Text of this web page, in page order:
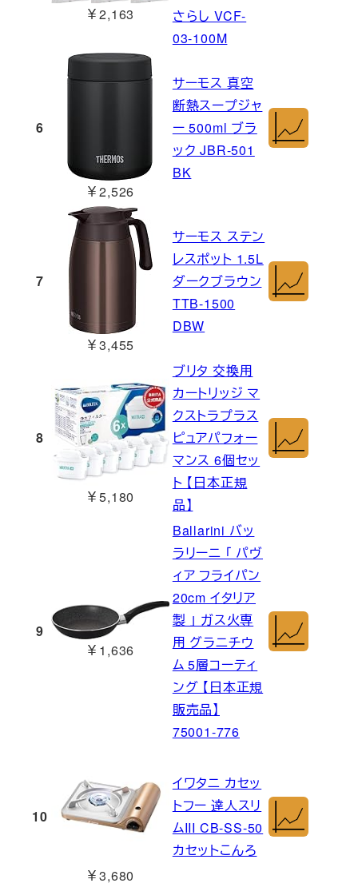
￥2,163
さらし VCF-
03-100M
6
￥2,526
サーモス 真空
断熱スープジャ
ー 500ml ブラ
ック JBR-501
BK
7
￥3,455
サーモス ステン
レスポット 1.5L
ダークブラウン
TTB-1500
DBW
8
￥5,180
ブリタ 交換用
カートリッジ マ
クストラプラス
ピュアパフォー
マンス 6個セッ
ト 【日本正規
品】
9
￥1,636
Ballarini バッ
ラリーニ 「 パヴ
ィア フライパン
20cm イタリア
製 」 ガス火専
用 グラニチウ
ム 5層コーティ
ング 【日本正規
販売品】
75001-776
10
￥3,680
イワタニ カセッ
トフー 達人スリ
ムIII CB-SS-50
カセットこんろ